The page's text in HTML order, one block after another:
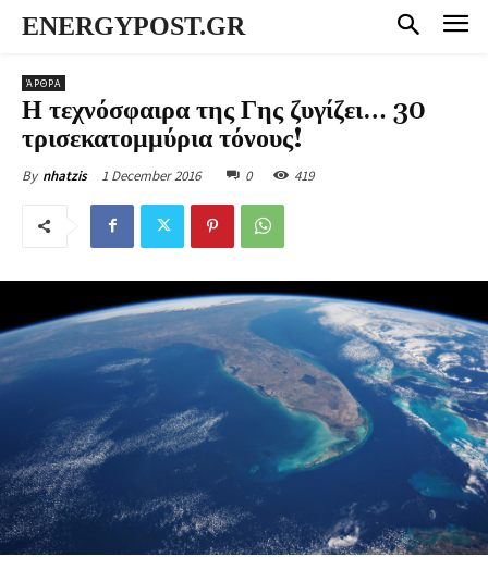
ENERGYPOST.GR
ΆΡΘΡΑ
Η τεχνόσφαιρα της Γης ζυγίζει… 30
τρισεκατομμύρια τόνους!
By nhatzis 1 December 2016 0 419